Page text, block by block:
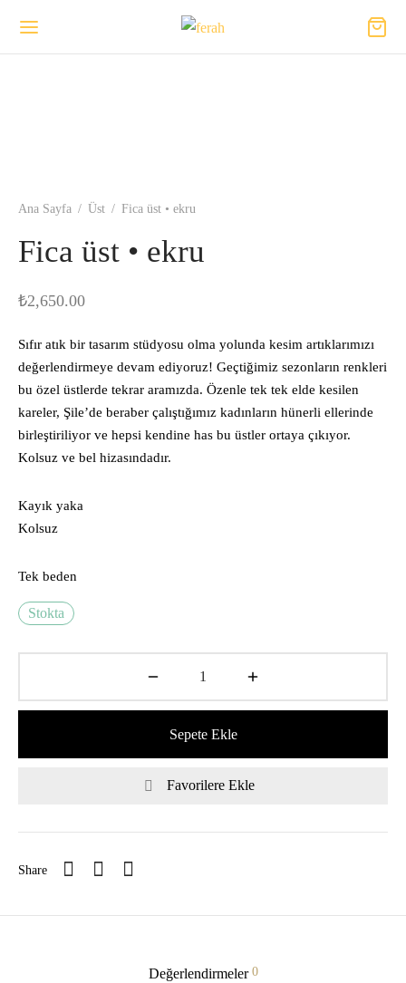
Ana Sayfa / Üst / Fica üst • ekru
Fica üst • ekru
₺2,650.00
Sıfır atık bir tasarım stüdyosu olma yolunda kesim artıklarımızı
değerlendirmeye devam ediyoruz! Geçtiğimiz sezonların renkleri
bu özel üstlerde tekrar aramızda. Özenle tek tek elde kesilen
kareler, Şile’de beraber çalıştığımız kadınların hünerli ellerinde
birleştiriliyor ve hepsi kendine has bu üstler ortaya çıkıyor.
Kolsuz ve bel hizasındadır.
Kayık yaka
Kolsuz
Tek beden
Stokta
Sepete Ekle
Favorilere Ekle
Share
Değerlendirmeler 0